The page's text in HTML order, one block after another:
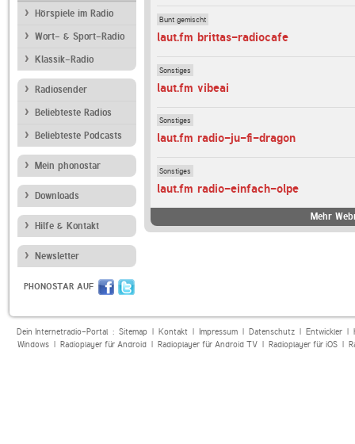
Hörspiele im Radio
Wort- & Sport-Radio
Klassik-Radio
Radiosender
Beliebteste Radios
Beliebteste Podcasts
Mein phonostar
Downloads
Hilfe & Kontakt
Newsletter
PHONOSTAR AUF
Bunt gemischt
laut.fm brittas-radiocafe
Sonstiges
laut.fm vibeai
Sonstiges
laut.fm radio-ju-fi-dragon
Sonstiges
laut.fm radio-einfach-olpe
Mehr
Dein Internetradio-Portal : Sitemap| Kontakt| Impressum| Datenschutz| Entwickler|
Windows| Radioplayer für Android| Radioplayer für Android TV| Radioplayer für iOS|